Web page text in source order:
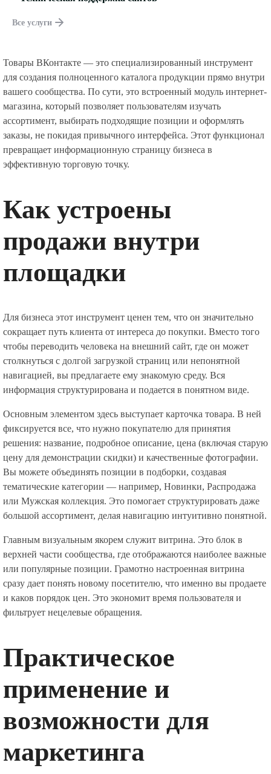
Все услуги
Товары ВКонтакте — это специализированный инструмент
для создания полноценного каталога продукции прямо внутри
вашего сообщества. По сути, это встроенный модуль интернет-
магазина, который позволяет пользователям изучать
ассортимент, выбирать подходящие позиции и оформлять
заказы, не покидая привычного интерфейса. Этот функционал
превращает информационную страницу бизнеса в
эффективную торговую точку.
Как устроены
продажи внутри
площадки
Для бизнеса этот инструмент ценен тем, что он значительно
сокращает путь клиента от интереса до покупки. Вместо того
чтобы переводить человека на внешний сайт, где он может
столкнуться с долгой загрузкой страниц или непонятной
навигацией, вы предлагаете ему знакомую среду. Вся
информация структурирована и подается в понятном виде.
Основным элементом здесь выступает карточка товара. В ней
фиксируется все, что нужно покупателю для принятия
решения: название, подробное описание, цена (включая старую
цену для демонстрации скидки) и качественные фотографии.
Вы можете объединять позиции в подборки, создавая
тематические категории — например, Новинки, Распродажа
или Мужская коллекция. Это помогает структурировать даже
большой ассортимент, делая навигацию интуитивно понятной.
Главным визуальным якорем служит витрина. Это блок в
верхней части сообщества, где отображаются наиболее важные
или популярные позиции. Грамотно настроенная витрина
сразу дает понять новому посетителю, что именно вы продаете
и каков порядок цен. Это экономит время пользователя и
фильтрует нецелевые обращения.
Практическое
применение и
возможности для
маркетинга